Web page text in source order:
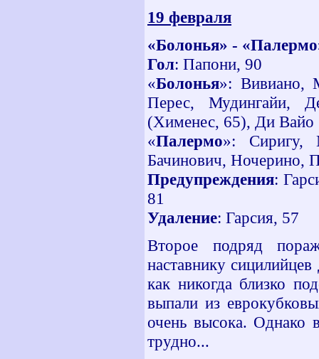
19 февраля
«Болонья» -
Гол: Папони, 90
«Болонья»: Вивиано,
Перес, Мудингайи,
(Хименес, 65), Ди Вайо
«Палермо»: Сиригу,
Бачинович, Ночерино,
Предупреждения:
81
Удаление: Гарсия, 57
Второе подряд
наставнику
как никогда близко
выпали из
очень высока. Однако
трудно...